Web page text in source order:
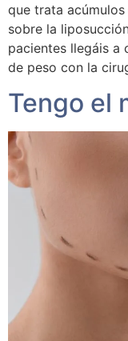
que trata
sobre la
pacientes llegáis a
de peso con la
Tengo el